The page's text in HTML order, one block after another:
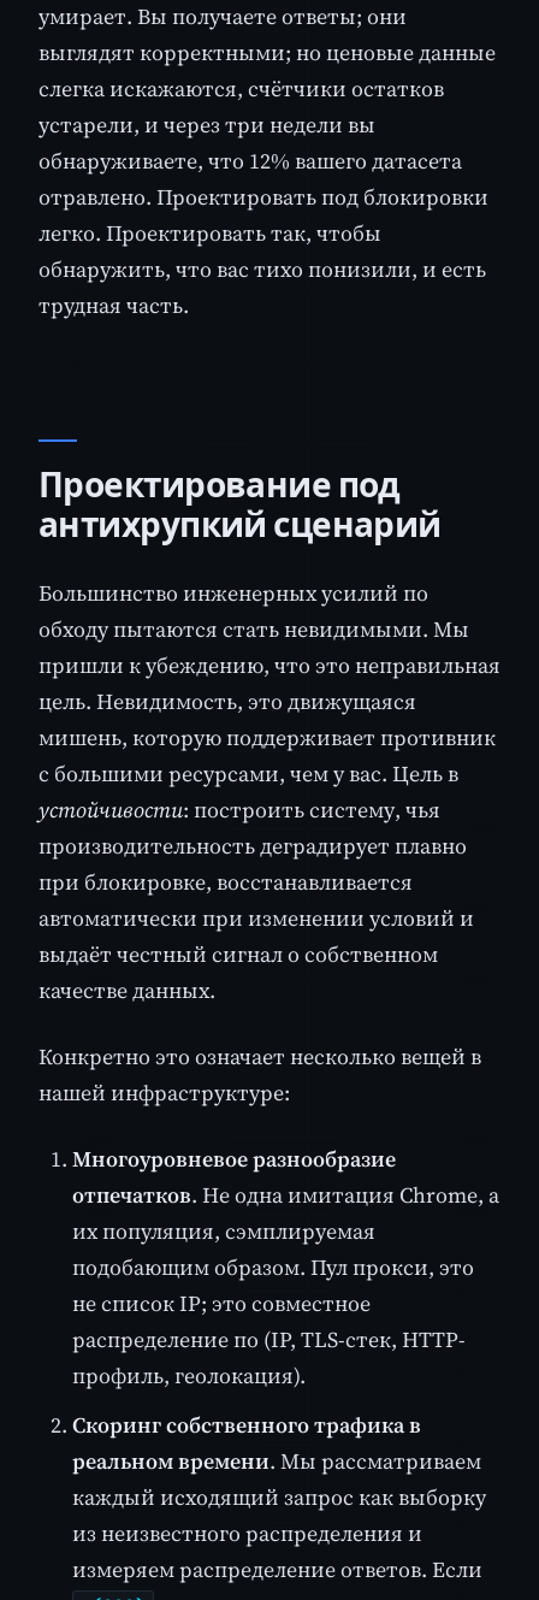
умирает. Вы получаете ответы; они
выглядят корректными; но ценовые данные
слегка искажаются, счётчики остатков
устарели, и через три недели вы
обнаруживаете, что 12% вашего датасета
отравлено. Проектировать под блокировки
легко. Проектировать так, чтобы
обнаружить, что вас тихо понизили, и есть
трудная часть.
Проектирование под
антихрупкий сценарий
Большинство инженерных усилий по
обходу пытаются стать невидимыми. Мы
пришли к убеждению, что это неправильная
цель. Невидимость, это движущаяся
мишень, которую поддерживает противник
с большими ресурсами, чем у вас. Цель в
устойчивости: построить систему, чья
производительность деградирует плавно
при блокировке, восстанавливается
автоматически при изменении условий и
выдаёт честный сигнал о собственном
качестве данных.
Конкретно это означает несколько вещей в
нашей инфраструктуре:
Многоуровневое разнообразие
отпечатков. Не одна имитация Chrome, а
их популяция, сэмплируемая
подобающим образом. Пул прокси, это
не список IP; это совместное
распределение по (IP, TLS-стек, HTTP-
профиль, геолокация).
Скоринг собственного трафика в
реальном времени. Мы рассматриваем
каждый исходящий запрос как выборку
из неизвестного распределения и
измеряем распределение ответов. Если